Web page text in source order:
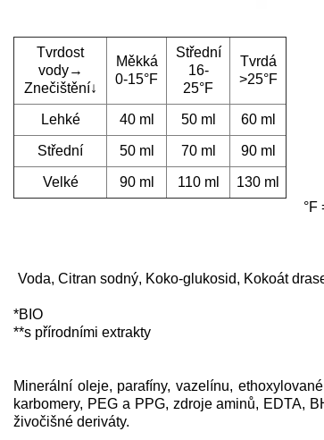
Tvrdost
vody→
Znečištění↓
Měkká
0-15°F
Střední
16-
25°F
Tvrdá
>25°F
Lehké 40 ml 50 ml 60 ml
Střední 50 ml 70 ml 90 ml
Velké 90 ml 110 ml
130 ml
°F
Voda, Citran sodný, Koko-glukosid, Kokoát
*BIO
**s přírodními extrakty
Minerální oleje, parafíny, vazelínu,
karbomery, PEG a PPG, zdroje aminů, EDTA,
živočišné deriváty.